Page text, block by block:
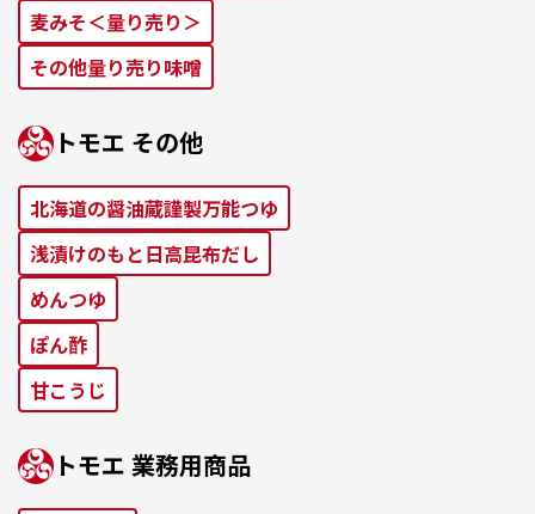
麦みそ＜量り売り＞
その他量り売り味噌
トモエ その他
北海道の醤油蔵謹製万能つゆ
浅漬けのもと⽇⾼昆布だし
めんつゆ
ぽん酢
⽢こうじ
トモエ 業務⽤商品